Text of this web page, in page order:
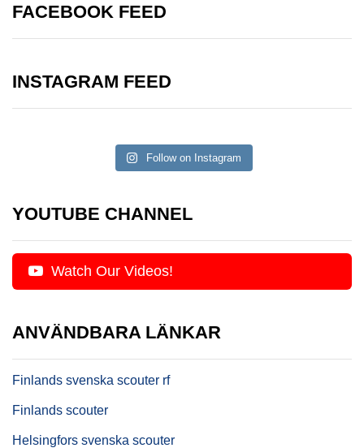
FACEBOOK FEED
INSTAGRAM FEED
Follow on Instagram
YOUTUBE CHANNEL
Watch Our Videos!
ANVÄNDBARA LÄNKAR
Finlands svenska scouter rf
Finlands scouter
Helsingfors svenska scouter